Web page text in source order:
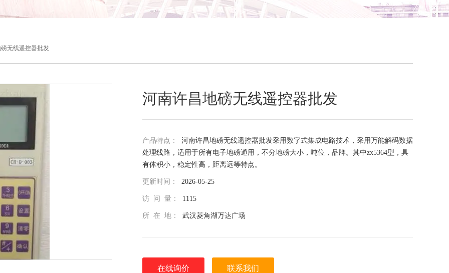
无线遥控器批发
河南许昌地磅无线遥控器批发
产品特点： 河南许昌地磅无线遥控器批发采用数字式集成电路技术，采用万能解码数据
处理线路，适用于所有电子地磅通用，不分地磅大小，吨位，品牌。其中zx5364型，具
有体积小，稳定性高，距离远等特点。
更新时间： 2026-05-25
访 问 量： 1115
所 在 地： 武汉菱角湖万达广场
在线询价 联系我们